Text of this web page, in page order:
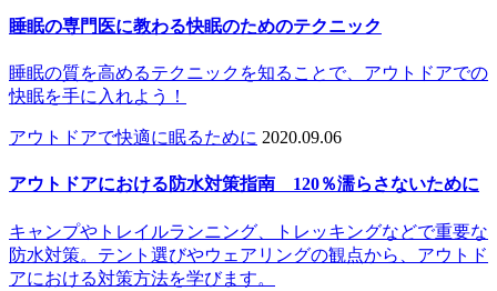
睡眠の専門医に教わる快眠のためのテクニック
睡眠の質を高めるテクニックを知ることで、アウトドアでの
快眠を手に入れよう！
アウトドアで快適に眠るために 2020.09.06
アウトドアにおける防水対策指南 120％濡らさないために
キャンプやトレイルランニング、トレッキングなどで重要な
防水対策。テント選びやウェアリングの観点から、アウトド
アにおける対策方法を学びます。